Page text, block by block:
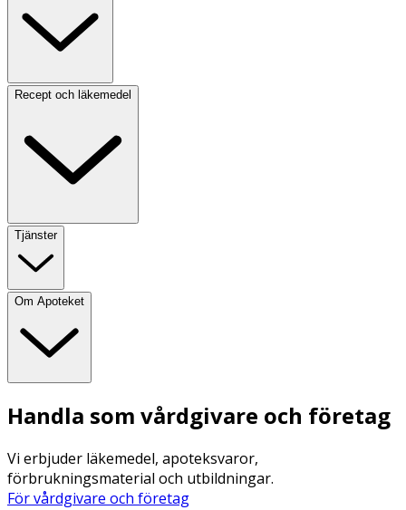
Recept och läkemedel
Tjänster
Om Apoteket
Handla som vårdgivare och företag
Vi erbjuder läkemedel, apoteksvaror,
förbrukningsmaterial och utbildningar.
För vårdgivare och företag